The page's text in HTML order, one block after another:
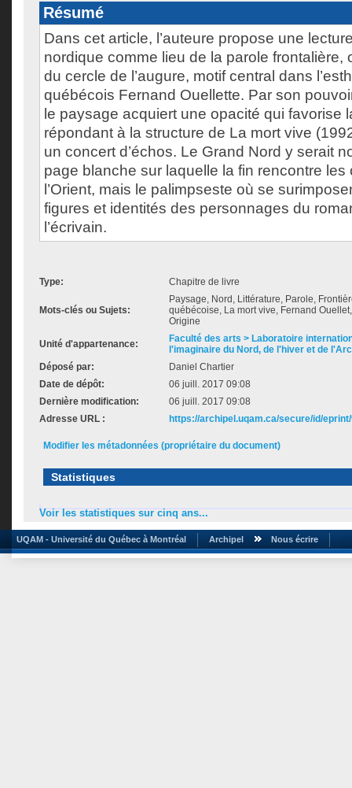
Résumé
Dans cet article, l’auteure propose une
nordique comme lieu de la parole frontalière,
du cercle de l’augure, motif central dans
québécois Fernand Ouellette. Par son
le paysage acquiert une opacité qui favorise
répondant à la structure de La mort vive
un concert d’échos. Le Grand Nord y serait
page blanche sur laquelle la fin rencontre les
l’Orient, mais le palimpseste où se
figures et identités des personnages du
l’écrivain.
Type: Chapitre de livre
Mots-clés ou Sujets:
Paysage, Nord, Littérature, Parole,
québécoise, La mort vive, Fernand
Origine
Unité d'appartenance:
Faculté des arts > Laboratoire
l'imaginaire du Nord, de l'hiver et de
Déposé par:
Daniel Chartier
Date de dépôt:
06 juill. 2017 09:08
Dernière modification:
06 juill. 2017 09:08
Adresse URL :
https://archipel.uqam.ca/secure/id/
Modifier les métadonnées (propriétaire du document)
Statistiques
Voir les statistiques sur cinq ans...
UQAM - Université du Québec à Montréal Archipel Nous écrire